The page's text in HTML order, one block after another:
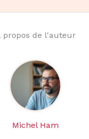
propos de l'auteur
Michel Ham